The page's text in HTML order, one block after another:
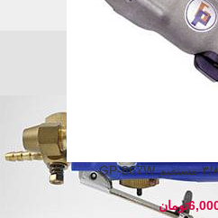
تومان